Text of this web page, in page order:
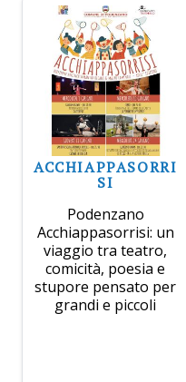
ACCHIAPPASORRI
SI
Podenzano
Acchiappasorrisi: un
viaggio tra teatro,
comicità, poesia e
stupore pensato per
grandi e piccoli